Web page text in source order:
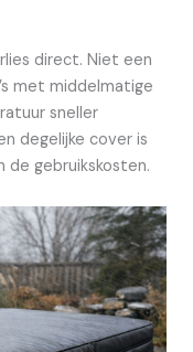
direct. Niet een
met middelmatige
sneller
degelijke cover is
de gebruikskosten.